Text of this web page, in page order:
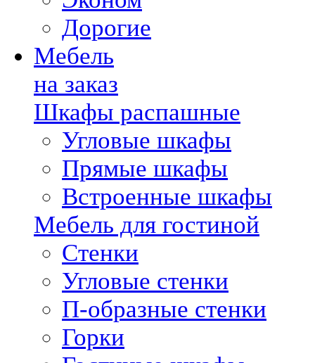
Дорогие
Мебель
на заказ
Шкафы распашные
Угловые шкафы
Прямые шкафы
Встроенные шкафы
Мебель для гостиной
Стенки
Угловые стенки
П-образные стенки
Горки